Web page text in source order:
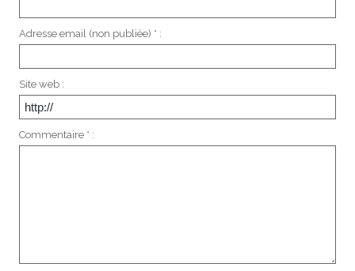
Adresse email (non publiée) * :
Site web :
Commentaire * :